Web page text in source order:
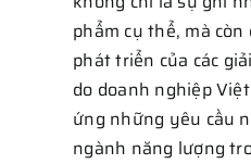
phẩm cụ thể, mà
phát triển của các
do doanh nghiệp
ứng những yêu cầu
ngành năng lượng